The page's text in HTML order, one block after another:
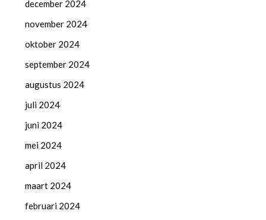
december 2024
november 2024
oktober 2024
september 2024
augustus 2024
juli 2024
juni 2024
mei 2024
april 2024
maart 2024
februari 2024